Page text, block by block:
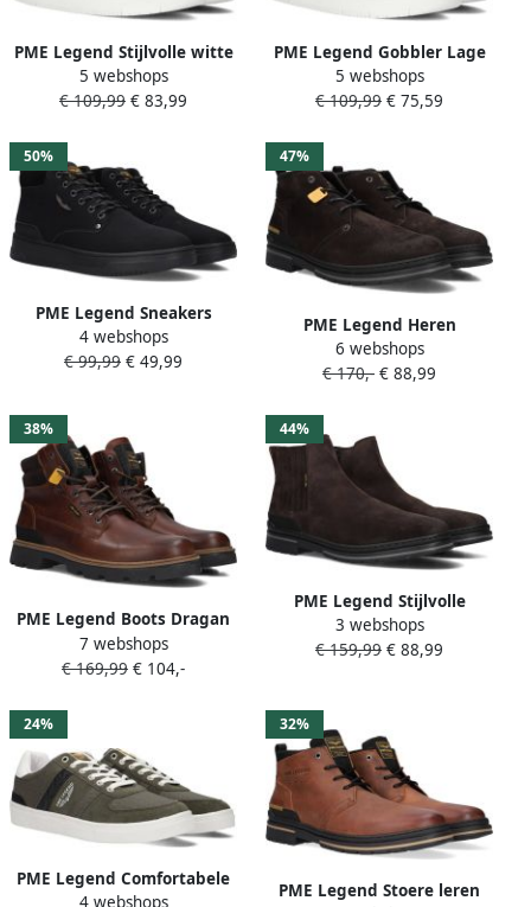
PME Legend Stijlvolle witte
sneaker voor heren
Multicolor Heren
5 webshops
€ 109,99 € 83,99
PME Legend Gobbler Lage
sneakers Leren Sneaker
Heren Wit
5 webshops
€ 109,99 € 75,59
50%
PME Legend Sneakers
Lexing-T Camouflage
(PBO2408050 015) valt klein
4 webshops
€ 99,99 € 49,99
47%
PME Legend Heren
Veterschoenen Superfletch
Dk. Brown Donkerbruin
6 webshops
€ 170,- € 88,99
38%
PME Legend Boots Dragan
Dk. Brown (PBO2409201
771)
7 webshops
€ 169,99 € 104,-
44%
PME Legend Stijlvolle
Flightrider laarzen voor
heren Brown Heren
3 webshops
€ 159,99 € 88,99
24%
PME Legend Comfortabele
4 webshops
32%
PME Legend Stoere leren